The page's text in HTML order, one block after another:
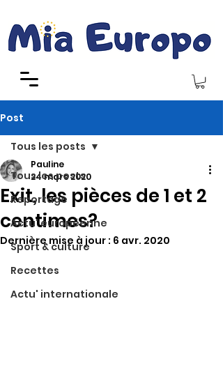
Post
Tous les posts
Reportage
Actu' européenne
Sport & culture
Recettes
Actu' internationale
Tous les posts
Exit, les pièces de 1 et 2
centimes?
Pauline
24 mars 2020
Dernière mise à jour : 6 avr. 2020